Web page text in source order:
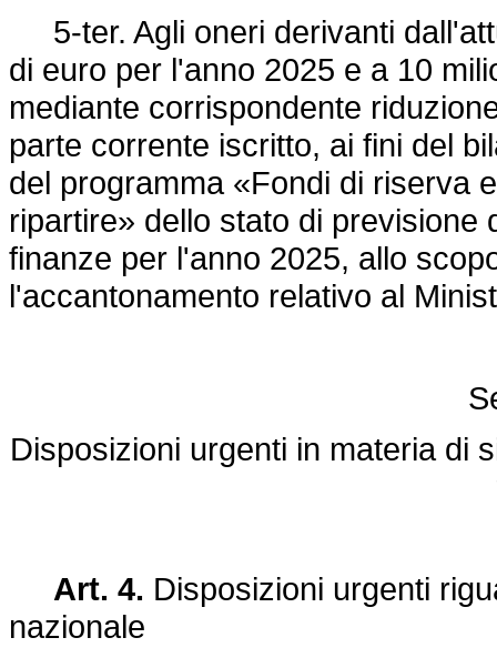
5-ter. Agli oneri derivanti
di euro per l'anno 2025 e a 10
mediante corrispondente
parte corrente iscritto, ai fini del
del programma «Fondi di riserva
ripartire» dello stato di previsione
finanze per l'anno 2025, allo
l'accantonamento relativo al
Disposizioni urgenti in materia di
Art. 4. Disposizioni urgenti
nazionale